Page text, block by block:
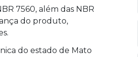
7560, além das NBR
do produto,
do estado de Mato